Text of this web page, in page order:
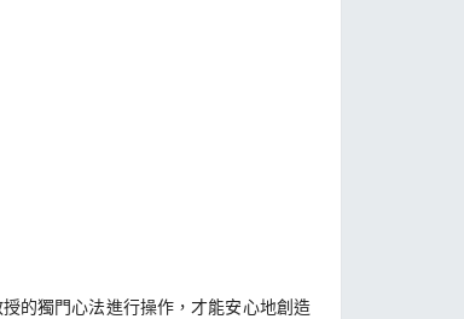
的獨門心法進行操作，才能安心地創造